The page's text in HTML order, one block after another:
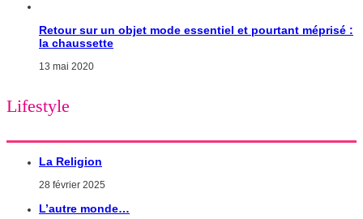
Retour sur un objet mode essentiel et pourtant méprisé :
la chaussette
13 mai 2020
Lifestyle
La Religion
28 février 2025
L’autre monde…